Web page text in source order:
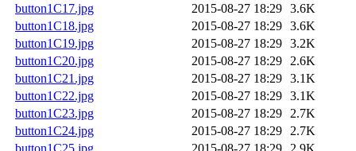
button1C17.jpg
2015-08-27 18:29 3.6K
button1C18.jpg
2015-08-27 18:29 3.6K
button1C19.jpg
2015-08-27 18:29 3.2K
button1C20.jpg
2015-08-27 18:29
2.6K
button1C21.jpg
2015-08-27 18:29 3.1K
button1C22.jpg
2015-08-27 18:29 3.1K
button1C23.jpg
2015-08-27 18:29
2.7K
button1C24.jpg
2015-08-27 18:29
2.7K
button1C25.jpg
2015-08-27 18:29
2.9K